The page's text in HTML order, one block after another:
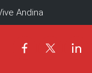
Andina